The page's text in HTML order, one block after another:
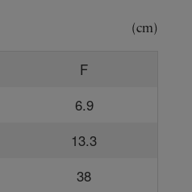
(cm)
F
6.9
13.3
38